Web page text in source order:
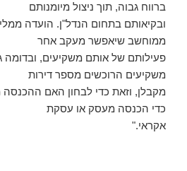
ברווח גבוה, תוך ניצול מיומנותם
ובקיאותם בתחום הנדל"ן. הועדה
ממוחשב שיאפשר מעקב אחר
פעילותם של אותם משקיעים,
משקיעים הרוכשים מספר דירות
מקבלן, וזאת כדי לבחון האם ההכנסה
כדי הכנסה מעסק או עסקת
אקראי."